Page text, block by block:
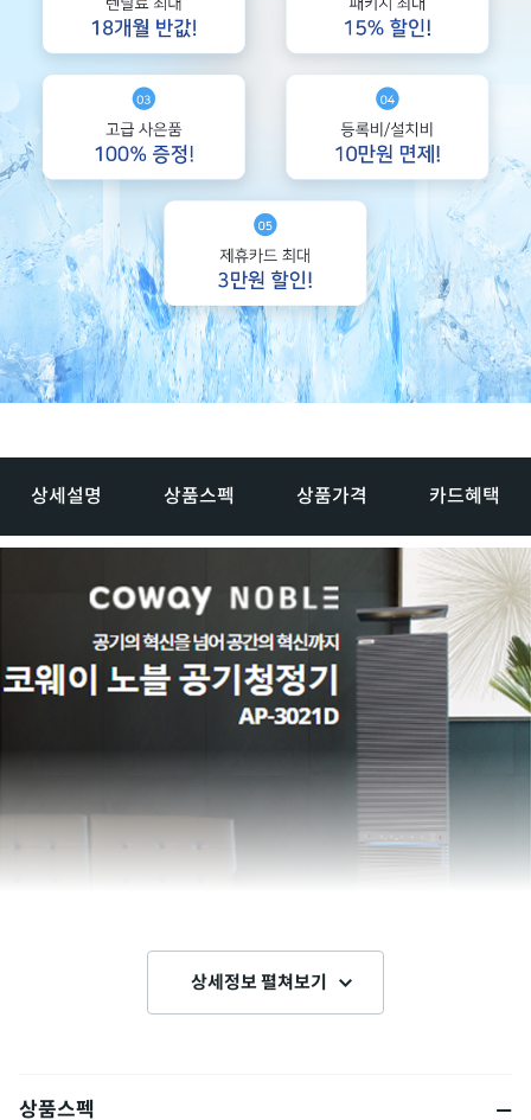
상세설명 상품스펙 상품가격 카드혜택
상세정보 펼쳐보기
상품스펙